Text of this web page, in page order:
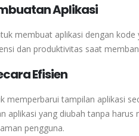
Aplikasi
membuat aplikasi dengan
dan produktivitas saat
Efisien
memperbarui tampilan aplikasi
aplikasi yang diubah tanpa
pengguna.